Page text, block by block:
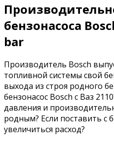
бензонасоса
bar
Производитель Bosch
топливной системы свой
выхода из строя родного
бензонасос Bosch с Ваз
давления и
родным? Если поставить с
увеличиться расход?